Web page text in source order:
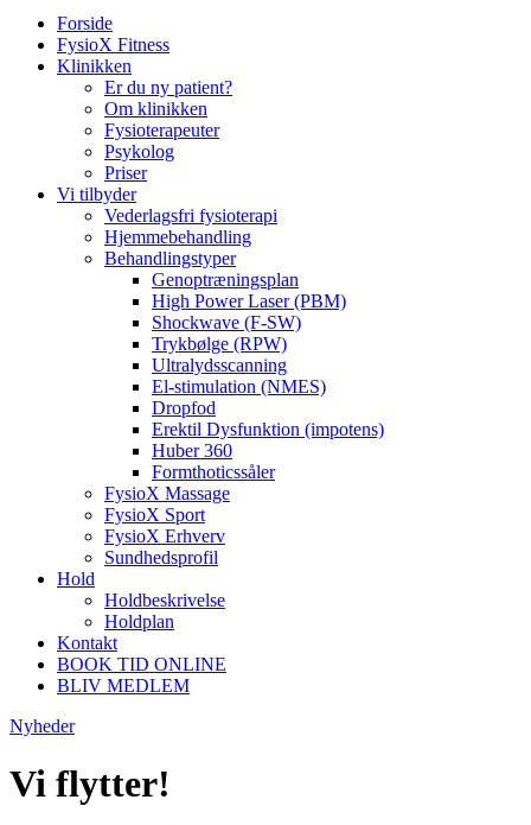
Forside
FysioX Fitness
Klinikken
Er du ny patient?
Om klinikken
Fysioterapeuter
Psykolog
Priser
Vi tilbyder
Vederlagsfri fysioterapi
Hjemmebehandling
Behandlingstyper
Genoptræningsplan
High Power Laser (PBM)
Shockwave (F-SW)
Trykbølge (RPW)
Ultralydsscanning
El-stimulation (NMES)
Dropfod
Erektil Dysfunktion (impotens)
Huber 360
Formthoticssåler
FysioX Massage
FysioX Sport
FysioX Erhverv
Sundhedsprofil
Hold
Holdbeskrivelse
Holdplan
Kontakt
BOOK TID ONLINE
BLIV MEDLEM
Nyheder
Vi flytter!